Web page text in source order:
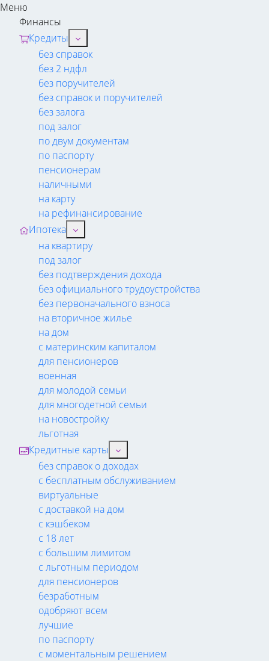
Меню
Финансы
Кредиты
без справок
без 2 ндфл
без поручителей
без справок и поручителей
без залога
под залог
по двум документам
по паспорту
пенсионерам
наличными
на карту
на рефинансирование
Ипотека
на квартиру
под залог
без подтверждения дохода
без официального трудоустройства
без первоначального взноса
на вторичное жилье
на дом
с материнским капиталом
для пенсионеров
военная
для молодой семьи
для многодетной семьи
на новостройку
льготная
Кредитные карты
без справок о доходах
с бесплатным обслуживанием
виртуальные
с доставкой на дом
с кэшбеком
с 18 лет
с большим лимитом
с льготным периодом
для пенсионеров
безработным
одобряют всем
лучшие
по паспорту
с моментальным решением